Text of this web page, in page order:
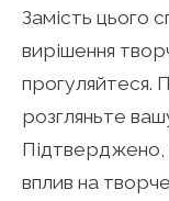
Замість цього
вирішення
прогуляйтеся.
розгляньте
Підтверджено,
вплив на